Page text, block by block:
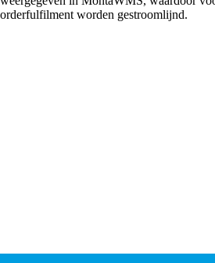
orderfulfilment worden gestroomlijnd.